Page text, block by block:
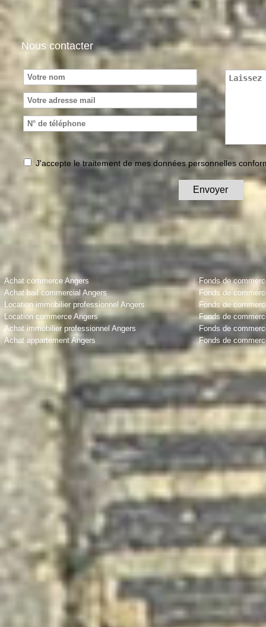
Nous contacter
J'accepte le traitement de mes données personnelles
Achat commerce Angers
Achat bail commercial Angers
Location immobilier professionnel Angers
Location commerce Angers
Achat immobilier professionnel Angers
Achat appartement Angers
Fonds de
Fonds de
Fonds de
Fonds de
Fonds de
Fonds de